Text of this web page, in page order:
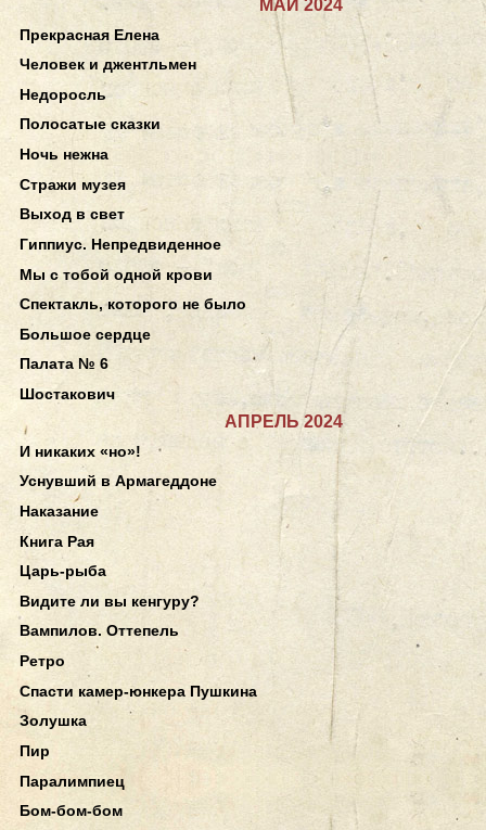
МАЙ 2024
Прекрасная Елена
Человек и джентльмен
Недоросль
Полосатые сказки
Ночь нежна
Стражи музея
Выход в свет
Гиппиус. Непредвиденное
Мы с тобой одной крови
Спектакль, которого не было
Большое сердце
Палата № 6
Шостакович
АПРЕЛЬ 2024
И никаких «но»!
Уснувший в Армагеддоне
Наказание
Книга Рая
Царь-рыба
Видите ли вы кенгуру?
Вампилов. Оттепель
Ретро
Спасти камер-юнкера Пушкина
Золушка
Пир
Паралимпиец
Бом-бом-бом